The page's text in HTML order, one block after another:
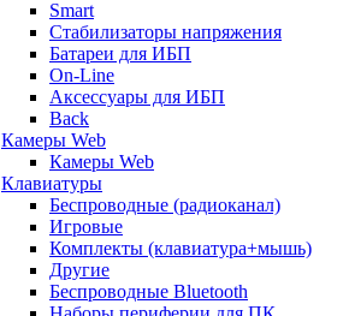
Smart
Стабилизаторы напряжения
Батареи для ИБП
On-Line
Аксессуары для ИБП
Back
Камеры Web
Камеры Web
Клавиатуры
Беспроводные (радиоканал)
Игровые
Комплекты (клавиатура+мышь)
Другие
Беспроводные Bluetooth